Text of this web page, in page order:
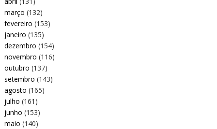
março (132)
fevereiro (153)
janeiro (135)
dezembro (154)
novembro (116)
outubro (137)
setembro (143)
agosto (165)
julho (161)
junho (153)
maio (140)